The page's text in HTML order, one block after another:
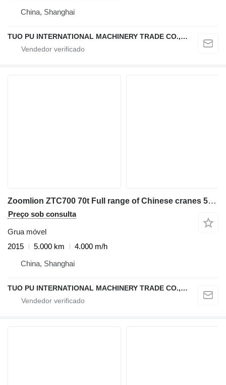
China, Shanghai
TUO PU INTERNATIONAL MACHINERY TRADE CO., LTD
Zoomlion ZTC700 70t Full range of Chinese cranes 50t 55t 80t 90t 100t
Preço sob consulta
Grua móvel
2015
5.000 km
4.000 m/h
China, Shanghai
TUO PU INTERNATIONAL MACHINERY TRADE CO., LTD